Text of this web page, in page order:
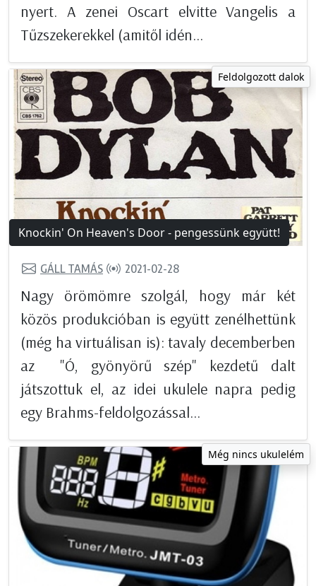
nyert. A zenei Oscart elvitte Vangelis a
Tűzszekerekkel (amitől idén...
Feldolgozott dalok
Knockin' On Heaven's Door - pengessünk együtt!
GÁLL TAMÁS 2021-02-28
Nagy örömömre szolgál, hogy már két
közös produkcióban is együtt zenélhettünk
(még ha virtuálisan is): tavaly decemberben
az "Ó, gyönyörű szép" kezdetű dalt
játszottuk el, az idei ukulele napra pedig
egy Brahms-feldolgozással...
Még nincs ukulelém